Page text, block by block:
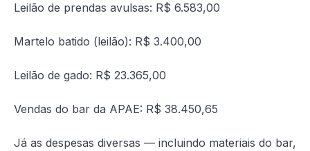
Leilão de prendas avulsas: R$ 6.583,00
Martelo batido (leilão): R$ 3.400,00
Leilão de gado: R$ 23.365,00
Vendas do bar da APAE: R$ 38.450,65
Já as despesas diversas — incluindo materiais do bar,